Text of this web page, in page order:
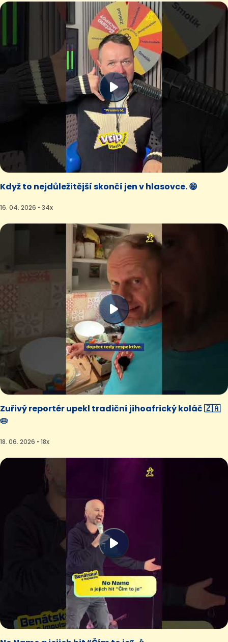
Když to nejdůležitější skončí jen v hlasovce. 😁
16. 04. 2026 • 34x
Zuřivý reportér upekl tradiční jihoafrický koláč 🇿🇦
🥧
18. 06. 2026 • 18x